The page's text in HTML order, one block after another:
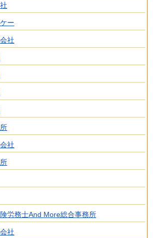
ー
社
社
労務士And More総合事務所
社